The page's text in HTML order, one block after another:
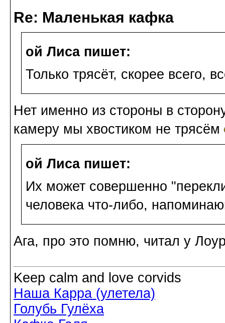
Re: Маленькая кафка
ой Лиса пишет:
Только трясёт, скорее всего,
Нет именно из стороны в
камеру мы хвостиком не трясём
ой Лиса пишет:
Их может совершенно
человека что-либо,
Ага, про это помню, читал у
Keep calm and love corvids
Наша Карра (улетела)
Голубь Гулёха